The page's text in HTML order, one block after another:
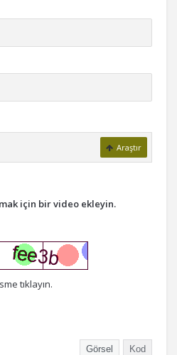
Araştır
için bir video ekleyin.
tıklayın.
Görsel Kod